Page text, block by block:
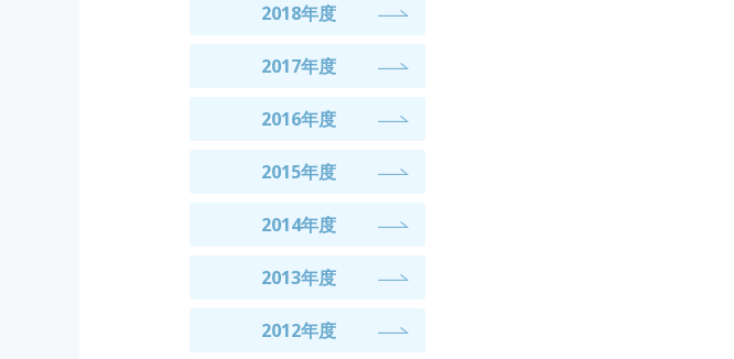
2018年度
2017年度
2016年度
2015年度
2014年度
2013年度
2012年度